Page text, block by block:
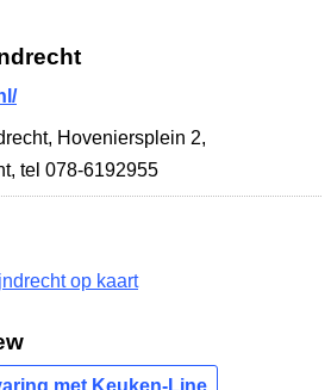
Hoveniersplein 2,
, tel 078-6192955
op kaart
met Keuken-Line